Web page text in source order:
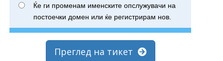
Ќе ги променам именските опслужувачи на
постоечки домен или ќе регистрирам нов.
Преглед на тикет